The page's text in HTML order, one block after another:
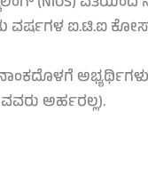
ಐ.ಟಿ.ಐ
ಅಭ್ಯರ್ಥಿಗಳು
ಅರ್ಹರಲ್ಲ).